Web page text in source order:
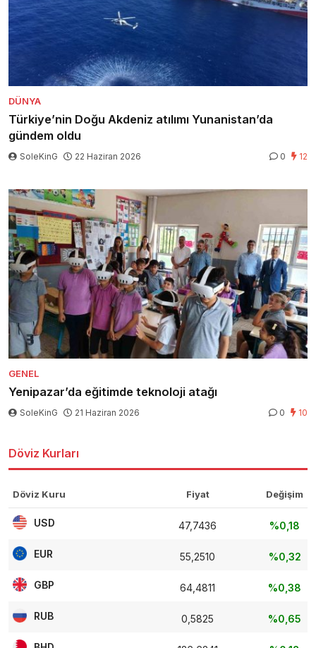
DÜNYA
Türkiye’nin Doğu Akdeniz atılımı Yunanistan’da
gündem oldu
SoleKinG 22 Haziran 2026 0 12
GENEL
Yenipazar’da eğitimde teknoloji atağı
SoleKinG 21 Haziran 2026 0 10
Döviz Kurları
Döviz Kuru Fiyat Değişim
USD 47,7436 %0,18
EUR 55,2510 %0,32
GBP 64,4811 %0,38
RUB 0,5825 %0,65